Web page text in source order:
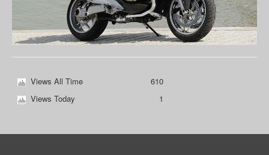
Views All Time
610
Views Today
1